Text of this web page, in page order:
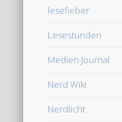
lesefieber
Lesestunden
Medien Journal
Nerd Wiki
Nerdlicht